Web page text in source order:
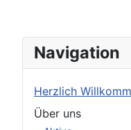
Navigation
Herzlich
Über uns